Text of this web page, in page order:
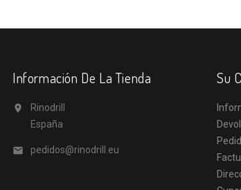
Información De La Tienda

Rinodrill
España
 pedidos@rinodrill.eu
Su